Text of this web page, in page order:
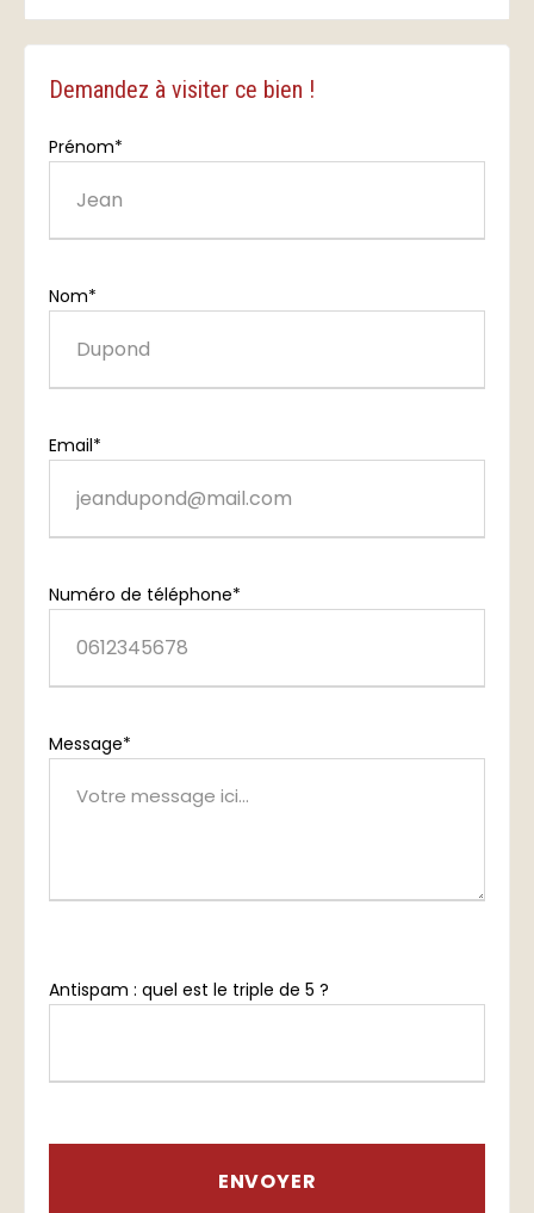
Demandez à visiter ce bien !
Prénom*
Nom*
Email*
Numéro de téléphone*
Message*
Antispam : quel est le triple de 5 ?